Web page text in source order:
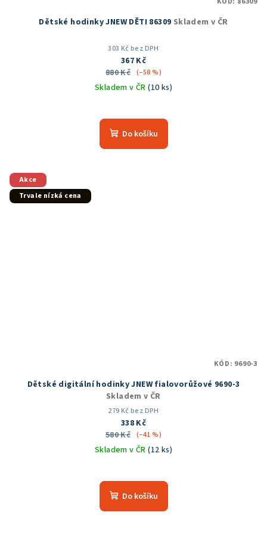
Dětské hodinky JNEW DĚTI 86309 Skladem v ČR
303 Kč bez DPH
367 Kč
880 Kč (–58 %)
Skladem v ČR(10 ks)
hodnocení
produktu
Do košíku
Akce
Trvale nízká cena
Dětské digitální hodinky JNEW fialovorůžové 9690-3
Skladem v ČR
279 Kč bez DPH
338 Kč
580 Kč (–41 %)
Skladem v ČR(12 ks)
hodnocení
produktu
Do košíku
KÓD: 9690-3